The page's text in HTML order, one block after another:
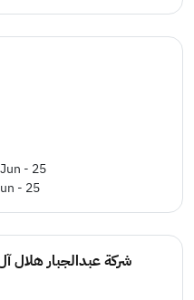
- 25
- 25
شركة عبدالجبار هلال